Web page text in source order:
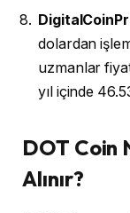
dolardan
uzmanlar
yıl içinde
DOT Coin
Alınır?